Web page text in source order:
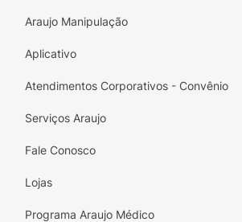
Araujo Manipulação
Aplicativo
Atendimentos Corporativos - Convênio
Serviços Araujo
Fale Conosco
Lojas
Programa Araujo Médico